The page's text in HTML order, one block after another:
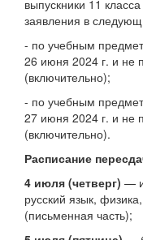
выпускники 11
заявления в
- по учебным
26 июня 2024 г. и не
(включительно);
- по учебным
27 июня 2024 г. и не
(включительно).
Расписание
4 июля (четверг) —
русский язык,
(письменная часть);